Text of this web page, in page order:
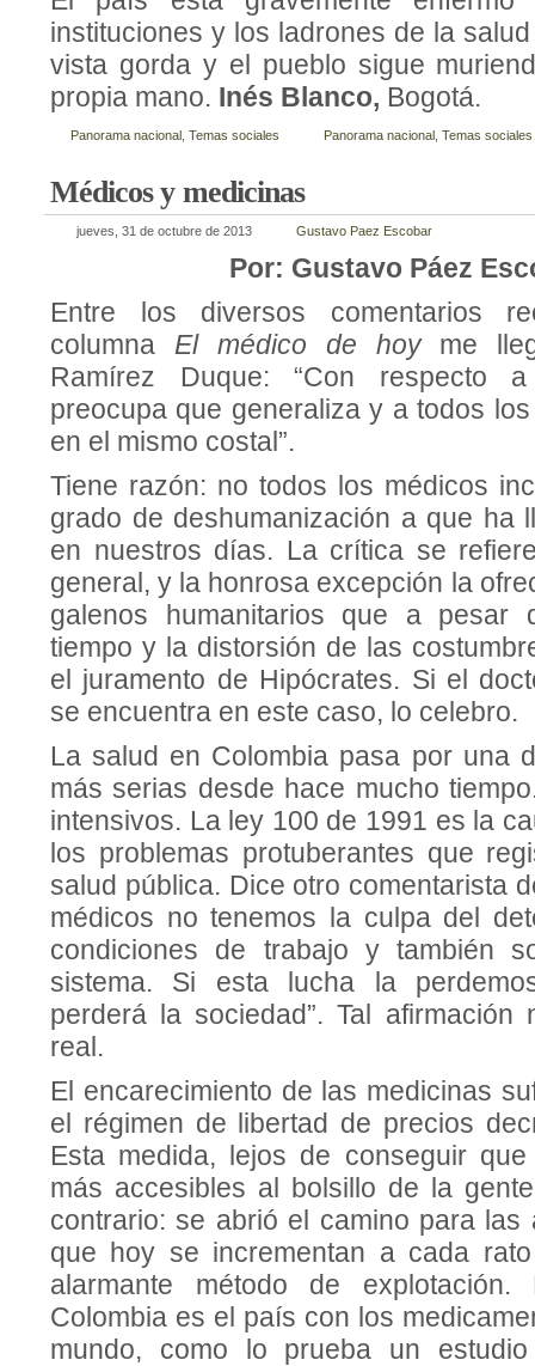
instituciones y los ladrones de la
vista gorda y el pueblo sigue
propia mano. Inés Blanco, Bogotá.
Panorama nacional Temas sociales Panorama nacional Temas sociales
Médicos y medicinas
jueves, 31 de octubre de 2013 Gustavo Paez Escobar
Por: Gustavo Páez
Entre los diversos comentarios
columna El médico de hoy me
Ramírez Duque: “Con respecto
preocupa que generaliza y a todos
en el mismo costal”.
Tiene razón: no todos los médicos
grado de deshumanización a que ha
en nuestros días. La crítica se
general, y la honrosa excepción la
galenos humanitarios que a pesar
tiempo y la distorsión de las
el juramento de Hipócrates. Si el
se encuentra en este caso, lo celebro.
La salud en Colombia pasa por una
más serias desde hace mucho
intensivos. La ley 100 de 1991 es la
los problemas protuberantes que
salud pública. Dice otro comentarista
médicos no tenemos la culpa del
condiciones de trabajo y también
sistema. Si esta lucha la
perderá la sociedad”. Tal
real.
El encarecimiento de las medicinas
el régimen de libertad de precios
Esta medida, lejos de conseguir
más accesibles al bolsillo de la
contrario: se abrió el camino para las
que hoy se incrementan a cada
alarmante método de
Colombia es el país con los
mundo, como lo prueba un